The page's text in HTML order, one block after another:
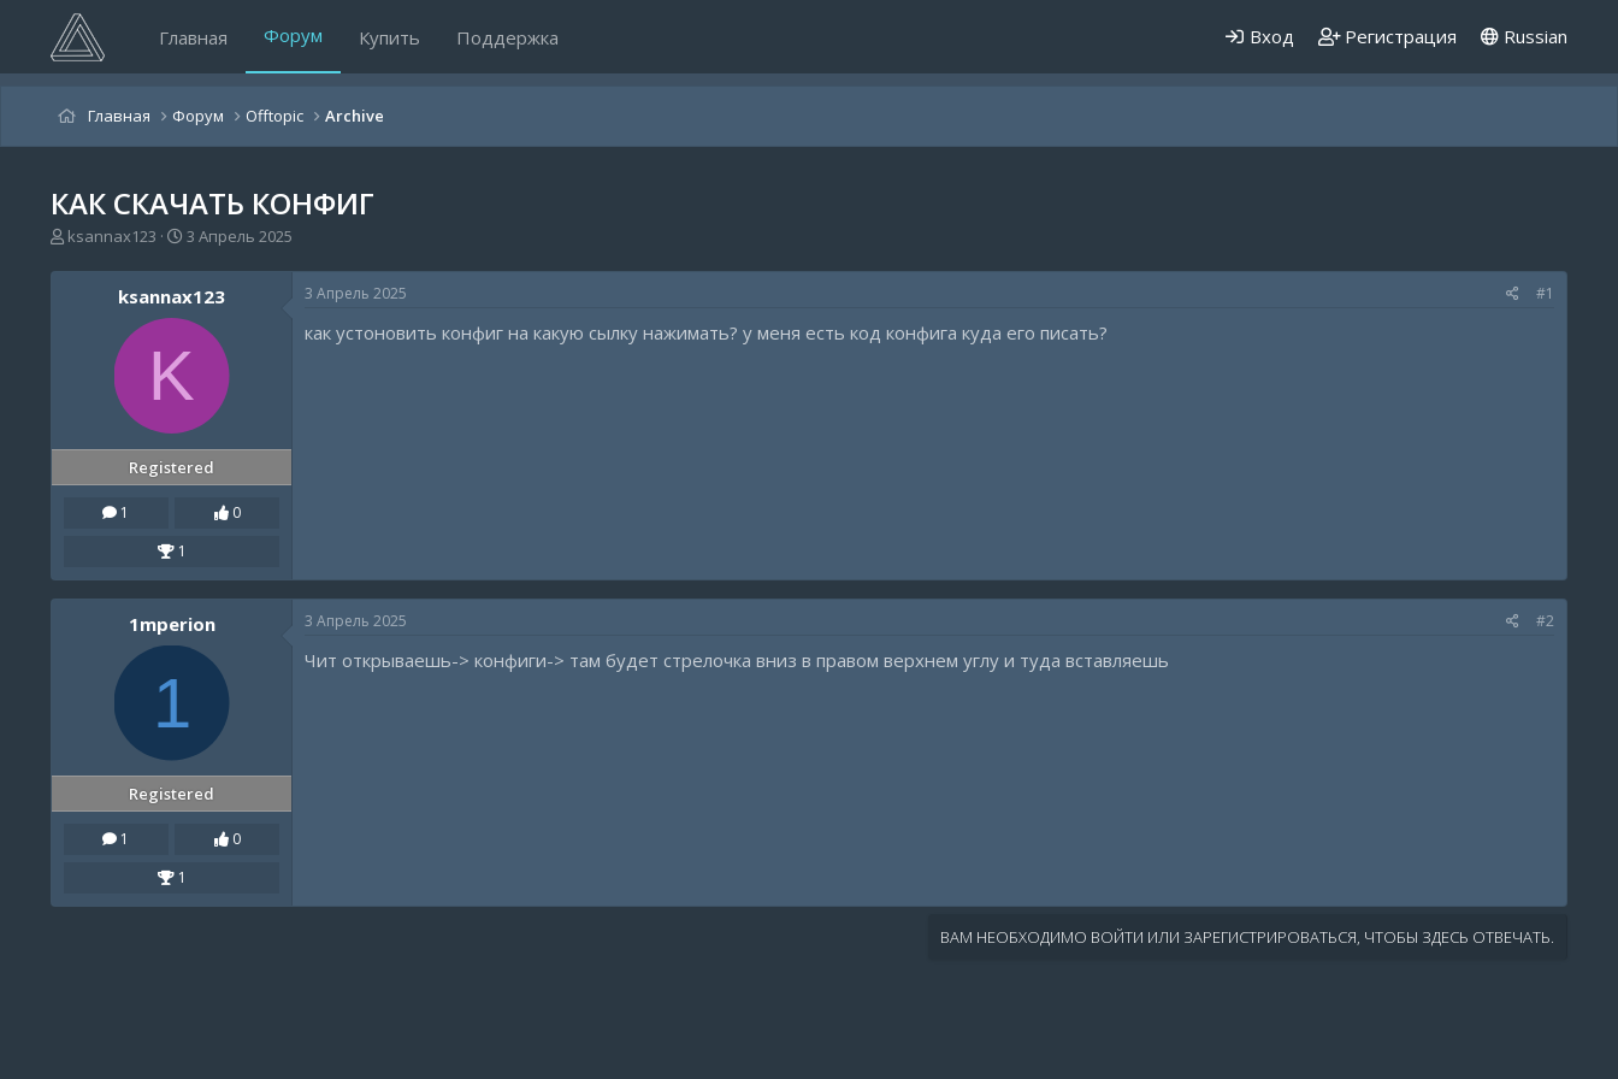
Главная Форум Купить Поддержка Вход Регистрация Russian
Главная Форум Offtopic Archive
КАК СКАЧАТЬ КОНФИГ
А
т
ksannax123
Д
т
а
н
ч
а
а
3 Апрель 2025
ksannax123
K
Registered
1
0
1
3 Апрель 2025 #1
как устоновить конфиг на какую сылку нажимать? у меня есть код конфига куда его писать?
1mperion
1
Registered
1
0
1
3 Апрель 2025 #2
Чит открываешь-> конфиги-> там будет стрелочка вниз в правом верхнем углу и туда вставляешь
ВАМ НЕОБХОДИМО ВОЙТИ ИЛИ ЗАРЕГИСТРИРОВАТЬСЯ, ЧТОБЫ ЗДЕСЬ ОТВЕЧАТЬ.